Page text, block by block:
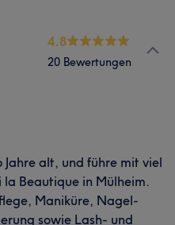
4.8
20 Bewertungen
Jahre alt, und führe mit viel
Beautique in Mülheim.
Maniküre, Nagel-
sowie Lash- und